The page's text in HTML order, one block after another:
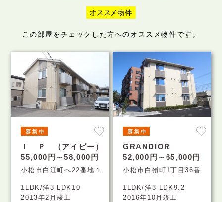
この部屋をチェックした方へのオススメ物件です。
ｉ Ｐ （アイピー）
55,000円～58,000円
小松市白江町へ22番地１
1LDK/洋3 LDK10
2013年2月竣工
GRANDIOR
52,000円～65,000円
小松市白嶺町1丁目36番
1LDK/洋3 LDK9.2
2016年10月竣工